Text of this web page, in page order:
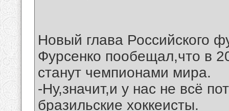
Новый глава Российского
Фурсенко пообещал,что в
станут чемпионами мира.
-Ну,значит,и у нас не всё
бразильские хоккеисты.